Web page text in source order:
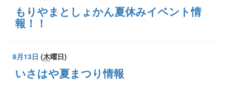
もりやまとしょかん夏休みイベント情
報！！
8月13日 (木曜日)
いさはや夏まつり情報